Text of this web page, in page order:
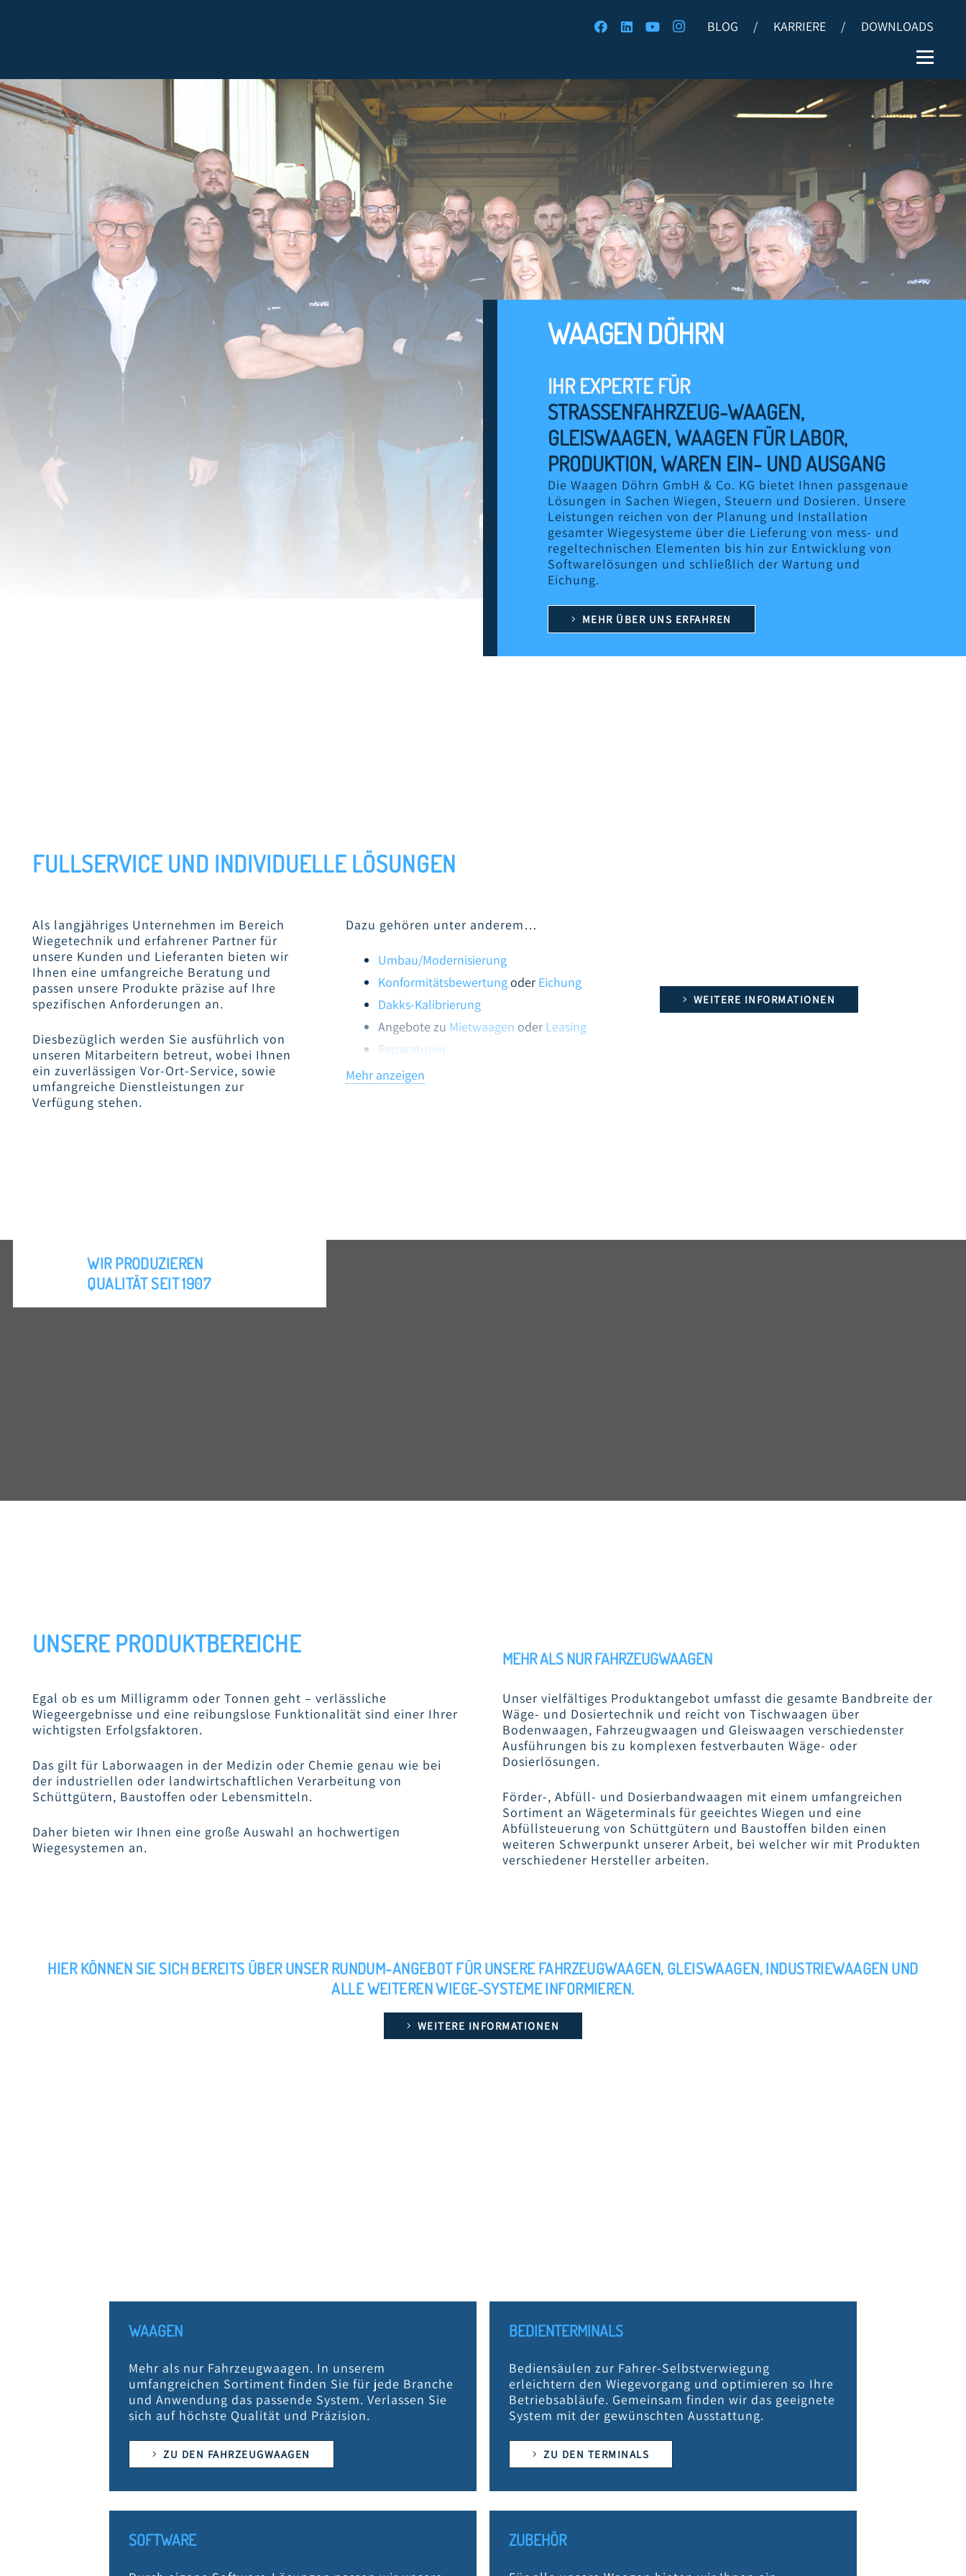
BLOG / KARRIERE / DOWNLOADS
WAAGEN DÖHRN
IHR EXPERTE FÜR
STRASSENFAHRZEUG-WAAGEN,
GLEISWAAGEN, WAAGEN FÜR LABOR,
PRODUKTION, WAREN EIN- UND AUSGANG
Die Waagen Döhrn GmbH & Co. KG bietet Ihnen passgenaue
Lösungen in Sachen Wiegen, Steuern und Dosieren. Unsere
Leistungen reichen von der Planung und Installation
gesamter Wiegesysteme über die Lieferung von mess- und
regeltechnischen Elementen bis hin zur Entwicklung von
Softwarelösungen und schließlich der Wartung und
Eichung.
MEHR ÜBER UNS ERFAHREN
FULLSERVICE UND INDIVIDUELLE LÖSUNGEN
Als langjähriges Unternehmen im Bereich
Wiegetechnik und erfahrener Partner für
unsere Kunden und Lieferanten bieten wir
Ihnen eine umfangreiche Beratung und
passen unsere Produkte präzise auf Ihre
spezifischen Anforderungen an.
Diesbezüglich werden Sie ausführlich von
unseren Mitarbeitern betreut, wobei Ihnen
ein zuverlässigen Vor-Ort-Service, sowie
umfangreiche Dienstleistungen zur
Verfügung stehen.
Dazu gehören unter anderem…
Umbau/Modernisierung
Konformitätsbewertungoder Eichung
Dakks-Kalibrierung
Angebote zu Mietwaagen oderLeasing
Reparaturen
Qualitätssicherung
Mehr anzeigen
WEITERE INFORMATIONEN
WIR PRODUZIEREN
QUALITÄTSEIT 1907
UNSERE PRODUKTBEREICHE
MEHR ALS NUR FAHRZEUGWAAGEN
Egal ob es um Milligramm oder Tonnen geht – verlässliche
Wiegeergebnisse und eine reibungslose Funktionalität sind einer Ihrer
wichtigsten Erfolgsfaktoren.
Das gilt für Laborwaagen in der Medizin oder Chemie genau wie bei
der industriellen oder landwirtschaftlichen Verarbeitung von
Schüttgütern, Baustoffen oder Lebensmitteln.
Daher bieten wir Ihnen eine große Auswahl an hochwertigen
Wiegesystemen an.
Unser vielfältiges Produktangebot umfasst die gesamte Bandbreite der
Wäge- und Dosiertechnik und reicht von Tischwaagen über
Bodenwaagen, Fahrzeugwaagen und Gleiswaagen verschiedenster
Ausführungen bis zu komplexen festverbauten Wäge- oder
Dosierlösungen.
Förder-, Abfüll- und Dosierbandwaagen mit einem umfangreichen
Sortiment an Wägeterminals für geeichtes Wiegen und eine
Abfüllsteuerung von Schüttgütern und Baustoffen bilden einen
weiteren Schwerpunkt unserer Arbeit, bei welcher wir mit Produkten
verschiedener Hersteller arbeiten.
HIER KÖNNEN SIE SICH BEREITS ÜBER UNSER RUNDUM-ANGEBOT FÜR UNSERE FAHRZEUGWAAGEN, GLEISWAAGEN, INDUSTRIEWAAGEN UND
ALLE WEITEREN WIEGE-SYSTEME INFORMIEREN.
WEITERE INFORMATIONEN
WAAGEN
Mehr als nur Fahrzeugwaagen. In unserem
umfangreichen Sortiment finden Sie für jede Branche
und Anwendung das passende System. Verlassen Sie
sich auf höchste Qualität und Präzision.
ZU DEN FAHRZEUGWAAGEN
BEDIENTERMINALS
Bediensäulen zur Fahrer-Selbstverwiegung
erleichtern den Wiegevorgang und optimieren so Ihre
Betriebsabläufe. Gemeinsam finden wir das geeignete
System mit der gewünschten Ausstattung.
ZU DEN TERMINALS
SOFTWARE ZUBEHÖR